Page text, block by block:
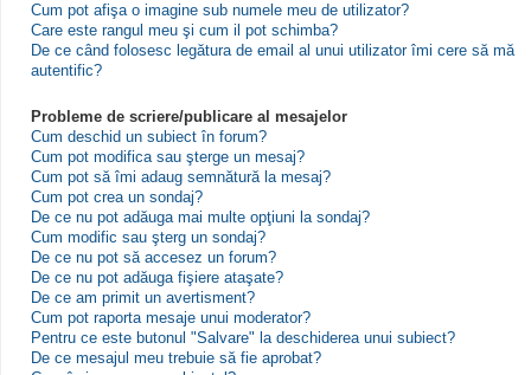
Cum pot afişa o imagine sub numele meu de utilizator?
Care este rangul meu şi cum il pot schimba?
De ce când folosesc legătura de email al unui utilizator îmi cere să mă
autentific?
Probleme de scriere/publicare al mesajelor
Cum deschid un subiect în forum?
Cum pot modifica sau şterge un mesaj?
Cum pot să îmi adaug semnătură la mesaj?
Cum pot crea un sondaj?
De ce nu pot adăuga mai multe opţiuni la sondaj?
Cum modific sau şterg un sondaj?
De ce nu pot să accesez un forum?
De ce nu pot adăuga fişiere ataşate?
De ce am primit un avertisment?
Cum pot raporta mesaje unui moderator?
Pentru ce este butonul "Salvare" la deschiderea unui subiect?
De ce mesajul meu trebuie să fie aprobat?